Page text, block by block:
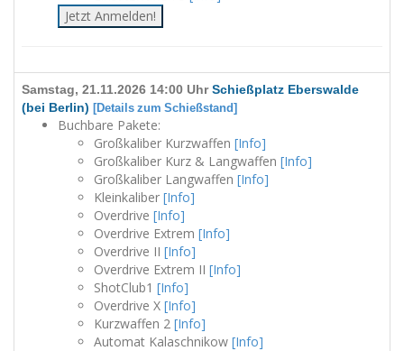
Jetzt Anmelden!
Samstag, 21.11.2026 14:00 Uhr Schießplatz Eberswalde
(bei Berlin) [Details zum Schießstand]
Buchbare Pakete:
Großkaliber Kurzwaffen [Info]
Großkaliber Kurz & Langwaffen [Info]
Großkaliber Langwaffen [Info]
Kleinkaliber [Info]
Overdrive [Info]
Overdrive Extrem [Info]
Overdrive II [Info]
Overdrive Extrem II [Info]
ShotClub1 [Info]
Overdrive X [Info]
Kurzwaffen 2 [Info]
Automat Kalaschnikow [Info]